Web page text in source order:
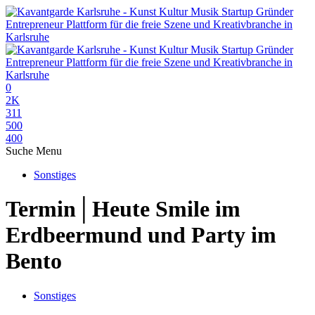
0
2K
311
500
400
Suche Menu
Sonstiges
Termin│Heute Smile im
Erdbeermund und Party im
Bento
Sonstiges